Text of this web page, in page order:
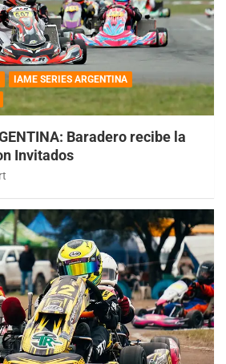
IAME SERIES ARGENTINA
Baradero recibe la
Invitados